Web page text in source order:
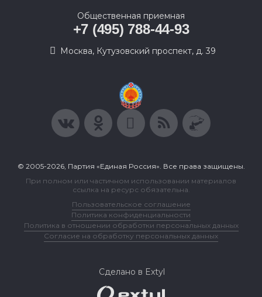
Общественная приемная
+7 (495) 788-44-93
Москва, Кутузовский проспект, д. 39
© 2005-2026, Партия «Единая Россия». Все права защищены.
При полном или частичном использовании материалов
ссылка на ресурс обязательна.
Пользовательское соглашение
Политика конфиденциальности
Политика в отношении обработки персональных данных
Согласие на обработку персональных данных
Сделано в Extyl